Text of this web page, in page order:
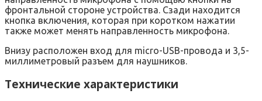
фронтальной стороне устройства. Сзади находится
кнопка включения, которая при коротком нажатии
также может менять направленность микрофона.
Внизу расположен вход для micro-USB-провода и 3,5-
миллиметровый разъем для наушников.
Технические характеристики